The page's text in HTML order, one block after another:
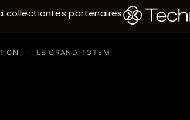
collectionLes partenaires
- LE GRAND TOTEM